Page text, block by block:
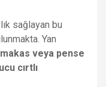
sağlayan bu
Yan
veya pense
cırtlı